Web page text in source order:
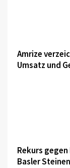
Amrize
Umsatz und
Rekurs
Basler